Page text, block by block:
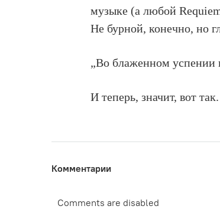
музыке (а любой
Не бурной, конечно, но
„Во блаженном успении
И теперь, значит, вот
Комментарии
Comments are disabled